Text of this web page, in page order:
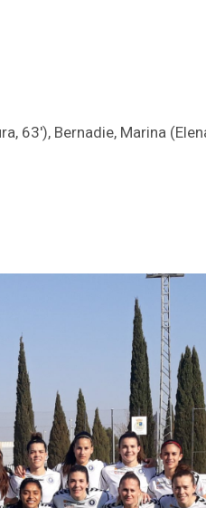
63′), Bernadie, Marina